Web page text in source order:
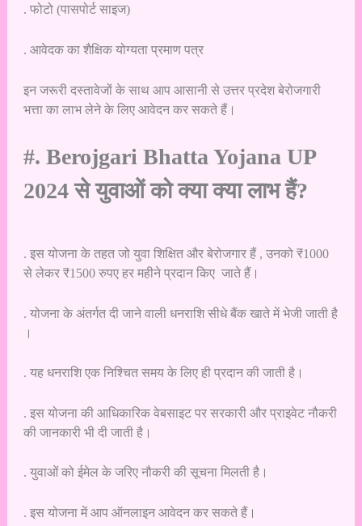
. फोटो (पासपोर्ट साइज)
. आवेदक का शैक्षिक योग्यता प्रमाण पत्र
इन जरूरी दस्तावेजों के साथ आप आसानी से उत्तर प्रदेश बेरोजगारी
भत्ता का लाभ लेने के लिए आवेदन कर सकते हैं।
#. Berojgari Bhatta Yojana UP
2024 से युवाओं को क्या क्या लाभ हैं?
. इस योजना के तहत जो युवा शिक्षित और बेरोजगार हैं , उनको ₹1000
से लेकर ₹1500 रुपए हर महीने प्रदान किए जाते हैं।
. योजना के अंतर्गत दी जाने वाली धनराशि सीधे बैंक खाते में भेजी जाती है
।
. यह धनराशि एक निश्चित समय के लिए ही प्रदान की जाती है।
. इस योजना की आधिकारिक वेबसाइट पर सरकारी और प्राइवेट नौकरी
की जानकारी भी दी जाती है।
. युवाओं को ईमेल के जरिए नौकरी की सूचना मिलती है।
. इस योजना में आप ऑनलाइन आवेदन कर सकते हैं।